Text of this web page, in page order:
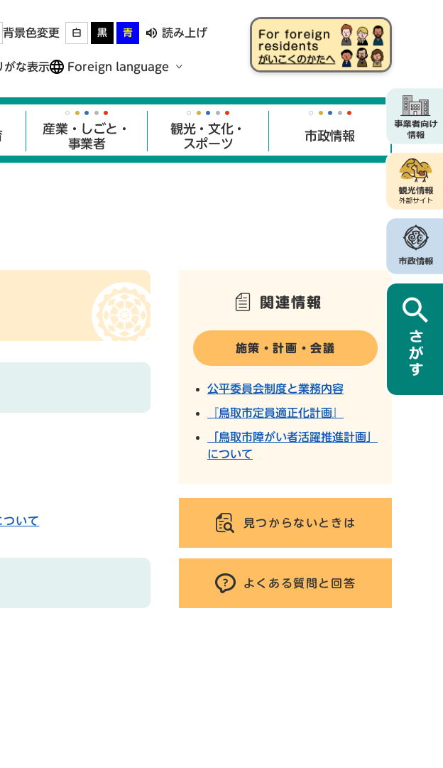
背景色変更 白 黒 青 読み上げ
がな表示 Foreign language
産業・しごと・
事業者
観光・文化・
スポーツ
市政情報
いて
関連情報
施策・計画・会議
公平委員会制度と業務内容
『鳥取市定員適正化計画』
「鳥取市障がい者活躍推進計画」
について
見つからないときは
よくある質問と回答